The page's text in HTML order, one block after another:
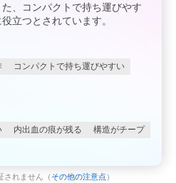
、コンパクトで持ち運びやす
立つとされています。
コンパクトで持ち運びやすい
内出血の痕が残る
構造がチープ
されません（ その他の注意点 ）